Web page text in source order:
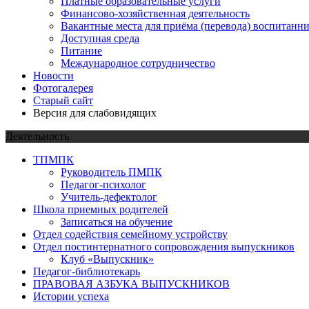
Финансово-хозяйственная деятельность
Вакантные места для приёма (перевода)
Доступная среда
Питание
Международное сотрудничество
Новости
Фотогалерея
Старый сайт
Версия для слабовидящих
Деятельность
ТПМПК
Руководитель ПМПК
Педагог-психолог
Учитель-дефектолог
Школа приемных родителей
Записаться на обучение
Отдел содействия семейному устройству
Отдел постинтернатного сопровождения выпускников
Клуб «Выпускник»
Педагог-библиотекарь
ПРАВОВАЯ АЗБУКА ВЫПУСКНИКОВ
Истории успеха